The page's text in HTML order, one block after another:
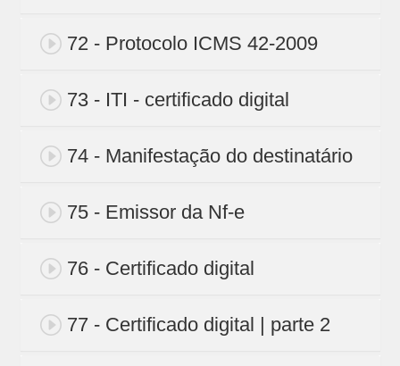
72 - Protocolo ICMS 42-2009
73 - ITI - certificado digital
74 - Manifestação do destinatário
75 - Emissor da Nf-e
76 - Certificado digital
77 - Certificado digital | parte 2